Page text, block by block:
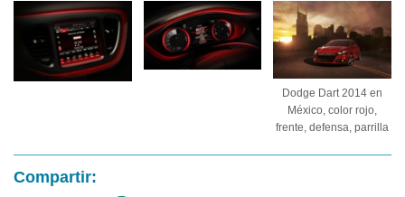
Dodge Dart 2014 en
México, color rojo,
frente, defensa, parrilla
Compartir: